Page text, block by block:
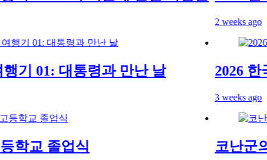
01: 대통령과 만난 날
교 졸업식
2 weeks ago
2026 한
3 weeks ago
코난군의